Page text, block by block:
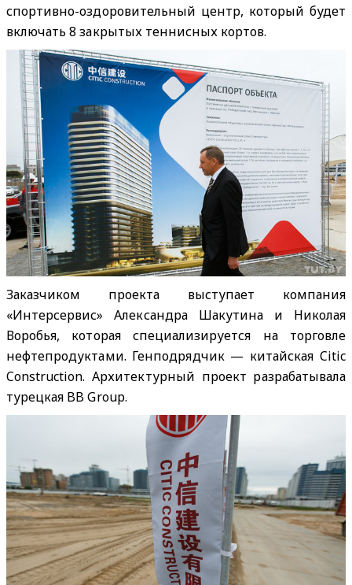
спортивно-оздоровительный центр, который будет
включать 8 закрытых теннисных кортов.
Заказчиком проекта выступает компания
«Интерсервис» Александра Шакутина и Николая
Воробья, которая специализируется на торговле
нефтепродуктами. Генподрядчик — китайская Citic
Construction. Архитектурный проект разрабатывала
турецкая BB Group.